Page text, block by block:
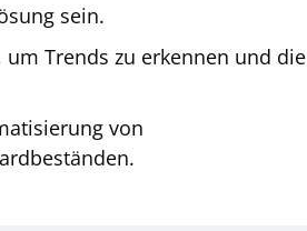
sein.
Trends zu erkennen und die
von